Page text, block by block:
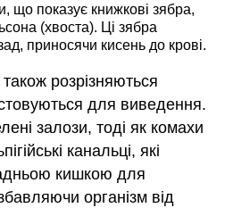
що показує книжкові зябра,
(хвоста). Ці зябра
приносячи кисень до крові.
розрізняються
для виведення.
залози, тоді як комахи
канальці, які
кишкою для
організм від